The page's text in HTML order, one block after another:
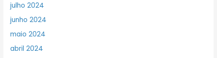
julho 2024
junho 2024
maio 2024
abril 2024